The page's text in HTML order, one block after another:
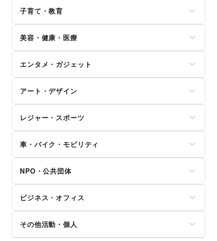
バッグ・革小物
ファッション雑貨
和服・着物
古着
その他ファッション
食材・調味料
物産展・マルシェ
キッチンカー・移動販売
野菜・果物・生鮮食品
その他フード・飲食
手芸・ハンドメイド
花・盆栽・ドライフラワー
犬・猫・ペット
日用雑貨
食器・陶磁器
その他インテリア・生活雑貨
ウォーターサーバー
ハウスクリーニング・家事代行
定期宅配
リサイクル雑貨・古本
冠婚葬祭
資格・習い事
リフォーム
住宅（購入・賃貸）
たばこ
修理・メンテナンス
就職・転職・求人
保険
銀行
住宅ローン
証券・FX
不動産投資
その他金融サービス
子育て・教育
ランドセル
学習教材・通信教育
子供向け教室・レッスン
塾・家庭教師
おもちゃ・絵本
その他子育て・教育
美容・健康・医療
ダイエット・健康グッズ
美容・コスメ・香水
ヘアケア・シャンプー
美容家電
ヘアサロン・ネイルサロン
マッサージ・整体
女性用品・フェムテック
コンタクトレンズ
医療・医薬品
その他美容・健康
エンタメ・ガジェット
スマホアクセサリー
ガジェット
ゲーム
アニメ
コミック・マンガ
アイドル・芸能人
CD・DVD・本・雑誌
Webメディア・アプリ
テレビ・ドラマ
映画
音楽・ライブ
演劇
占い
アート・デザイン
写真・イラストレーション
立体作品・彫刻
その他アート・デザイン
レジャー・スポーツ
キャンプ・アウトドア
野球
サッカー
バスケットボール
ゴルフ
その他レジャー・スポーツ
車・バイク・モビリティ
バイク・オートバイ
自転車・ロードバイク
マイクロモビリティ
その他車・バイク・モビリティ
NPO・公共団体
外国団体・大使館
募金・寄付
NPO・ボランティア活動
その他NPO・公共団体
ビジネス・オフィス
オフィス家具・OA機器
イベント企画・運営
その他活動・個人